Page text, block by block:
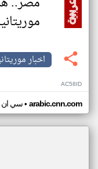
اخبار
AC58ID
سي ان• arabic.cnn.com